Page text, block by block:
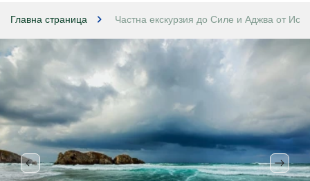
Главна страница Частна екскурзия до Силе и Аджва от